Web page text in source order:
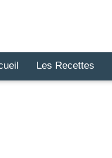
Les Recettes